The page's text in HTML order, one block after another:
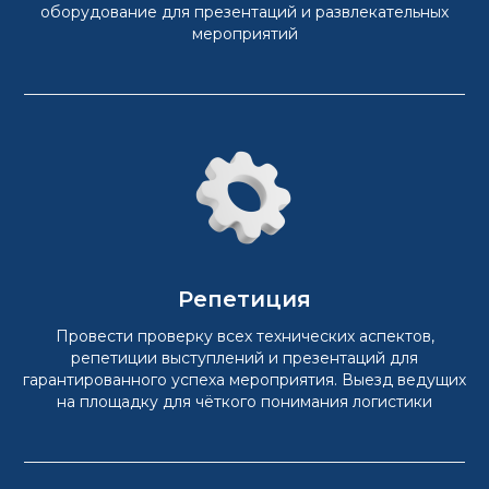
оборудование для презентаций и развлекательных
мероприятий
Репетиция
Провести проверку всех технических аспектов,
репетиции выступлений и презентаций для
гарантированного успеха мероприятия. Выезд ведущих
на площадку для чёткого понимания логистики